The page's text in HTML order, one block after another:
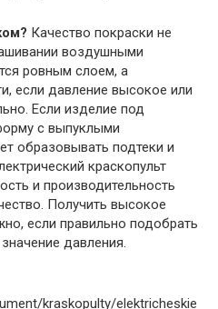
Качество покраски не
воздушными
ровным слоем, а
если давление высокое или
Если изделие под
с выпуклыми
образовывать подтеки и
краскопульт
и производительность
Получить высокое
если правильно подобрать
давления.
kraskopulty/elektricheskie